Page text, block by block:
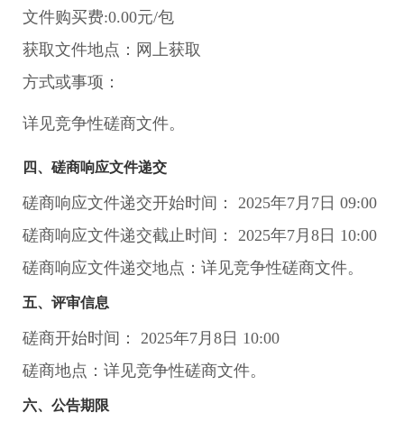
文件购买费:0.00元/包
获取文件地点：网上获取
方式或事项：
详见竞争性磋商文件。
四、磋商响应文件递交
磋商响应文件递交开始时间： 2025年7月7日 09:00
磋商响应文件递交截止时间： 2025年7月8日 10:00
磋商响应文件递交地点：详见竞争性磋商文件。
五、评审信息
磋商开始时间： 2025年7月8日 10:00
磋商地点：详见竞争性磋商文件。
六、公告期限